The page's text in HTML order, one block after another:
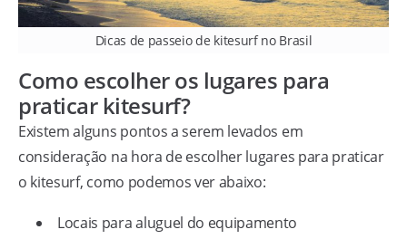
Dicas de passeio de kitesurf no Brasil
Como escolher os lugares para
praticar kitesurf?
Existem alguns pontos a serem levados em
consideração na hora de escolher lugares para praticar
o kitesurf, como podemos ver abaixo:
Locais para aluguel do equipamento